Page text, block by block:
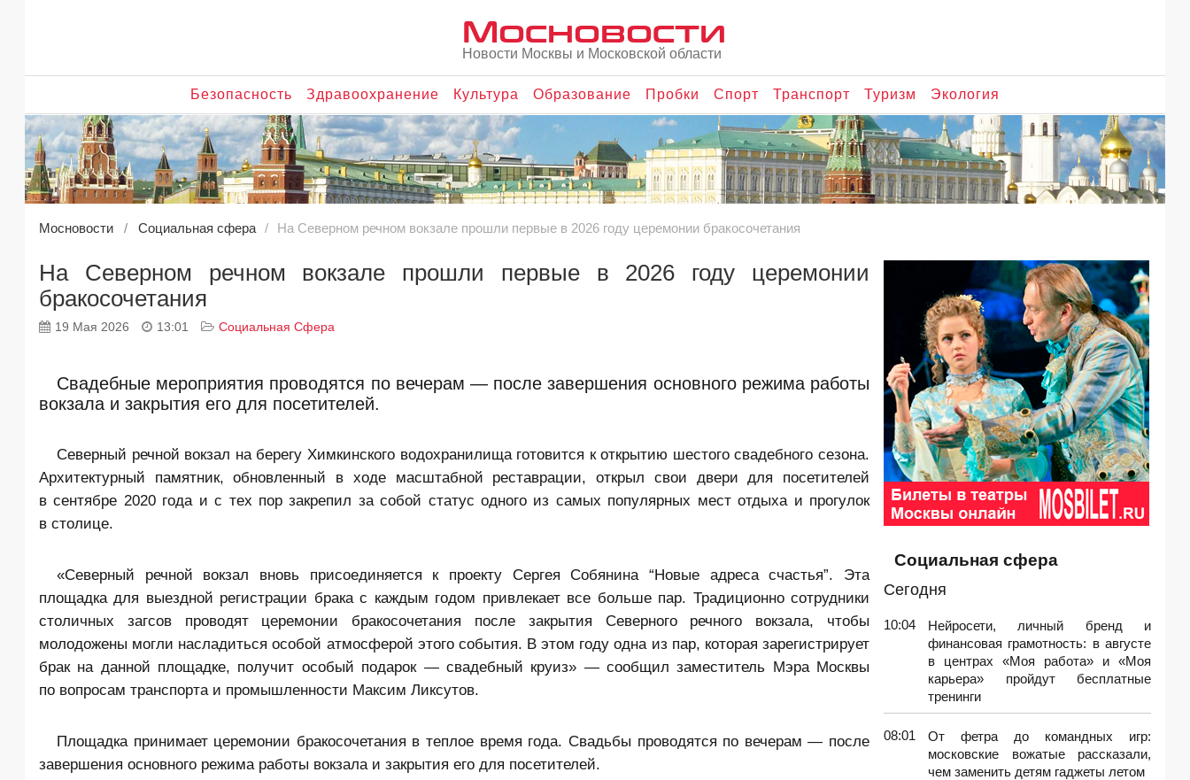
Мосновости
Новости Москвы и Московской области
Безопасность Здравоохранение Культура Образование Пробки Спорт Транспорт Туризм Экология
Мосновости Социальная сфера На Северном речном вокзале прошли первые в 2026 году церемонии бракосочетания
На Северном речном вокзале прошли первые в 2026 году церемонии
бракосочетания
19 Мая 2026 13:01 Социальная Сфера
Свадебные мероприятия проводятся по вечерам — после завершения основного режима работы
вокзала и закрытия его для посетителей.
Северный речной вокзал на берегу Химкинского водохранилища готовится к открытию шестого свадебного сезона.
Архитектурный памятник, обновленный в ходе масштабной реставрации, открыл свои двери для посетителей
в сентябре 2020 года и с тех пор закрепил за собой статус одного из самых популярных мест отдыха и прогулок
в столице.
«Северный речной вокзал вновь присоединяется к проекту Сергея Собянина “Новые адреса счастья”. Эта
площадка для выездной регистрации брака с каждым годом привлекает все больше пар. Традиционно сотрудники
столичных загсов проводят церемонии бракосочетания после закрытия Северного речного вокзала, чтобы
молодожены могли насладиться особой атмосферой этого события. В этом году одна из пар, которая зарегистрирует
брак на данной площадке, получит особый подарок — свадебный круиз» — сообщил заместитель Мэра Москвы
по вопросам транспорта и промышленности Максим Ликсутов.
Площадка принимает церемонии бракосочетания в теплое время года. Свадьбы проводятся по вечерам — после
завершения основного режима работы вокзала и закрытия его для посетителей.
Социальная сфера
Сегодня
10:04
Нейросети, личный бренд и
финансовая грамотность: в августе
в центрах «Моя работа» и «Моя
карьера» пройдут бесплатные
тренинги
08:01
От фетра до командных игр:
московские вожатые рассказали,
чем заменить детям гаджеты летом